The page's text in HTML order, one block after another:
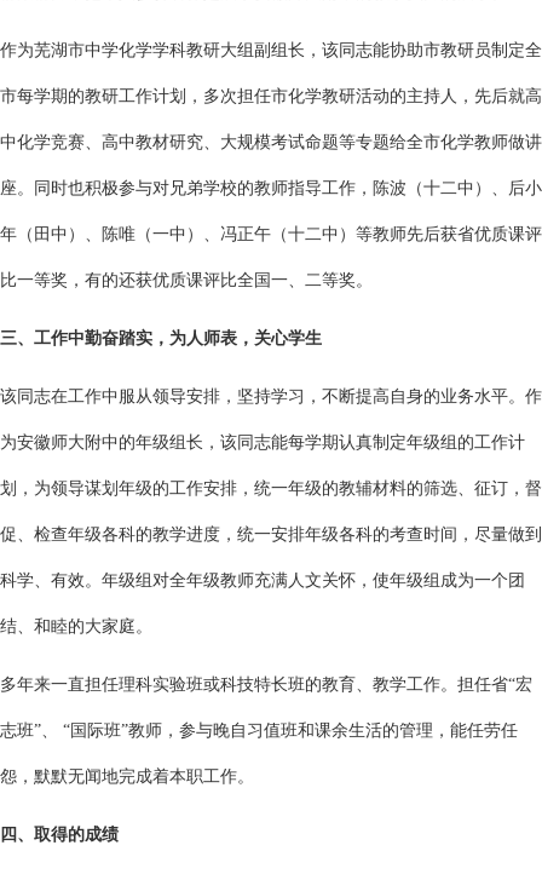
作为芜湖市中学化学学科教研大组副组长，该同志能协助市教研员制定全
市每学期的教研工作计划，多次担任市化学教研活动的主持人，先后就高
中化学竞赛、高中教材研究、大规模考试命题等专题给全市化学教师做讲
座。同时也积极参与对兄弟学校的教师指导工作，陈波（十二中）、后小
年（田中）、陈唯（一中）、冯正午（十二中）等教师先后获省优质课评
比一等奖，有的还获优质课评比全国一、二等奖。
三、工作中勤奋踏实，为人师表，关心学生
该同志在工作中服从领导安排，坚持学习，不断提高自身的业务水平。作
为安徽师大附中的年级组长，该同志能每学期认真制定年级组的工作计
划，为领导谋划年级的工作安排，统一年级的教辅材料的筛选、征订，督
促、检查年级各科的教学进度，统一安排年级各科的考查时间，尽量做到
科学、有效。年级组对全年级教师充满人文关怀，使年级组成为一个团
结、和睦的大家庭。
多年来一直担任理科实验班或科技特长班的教育、教学工作。担任省“宏
志班”、 “国际班”教师，参与晚自习值班和课余生活的管理，能任劳任
怨，默默无闻地完成着本职工作。
四、取得的成绩